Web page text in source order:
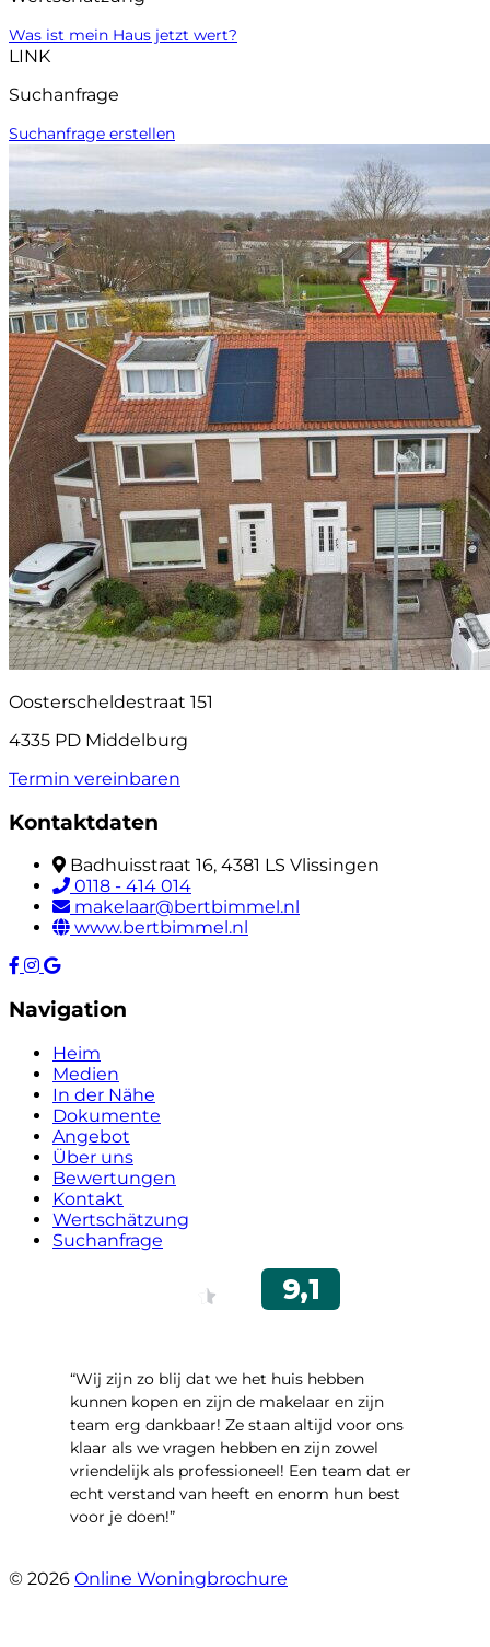
Was ist mein Haus jetzt wert?
LINK
Suchanfrage
Suchanfrage erstellen
Oosterscheldestraat 151
4335 PD Middelburg
Termin vereinbaren
Kontaktdaten
Badhuisstraat 16, 4381 LS Vlissingen
0118 - 414 014
makelaar@bertbimmel.nl
www.bertbimmel.nl
Navigation
Heim
Medien
In der Nähe
Dokumente
Angebot
Über uns
Bewertungen
Kontakt
Wertschätzung
Suchanfrage
“Wij zijn zo blij dat we het huis hebben
kunnen kopen en zijn de makelaar en zijn
team erg dankbaar! Ze staan altijd voor ons
klaar als we vragen hebben en zijn zowel
vriendelijk als professioneel! Een team dat er
echt verstand van heeft en enorm hun best
voor je doen!”
© 2026 Online Woningbrochure